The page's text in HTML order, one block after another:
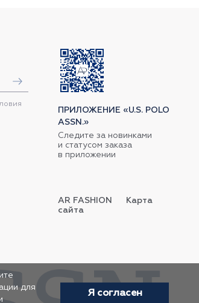
ПРИЛОЖЕНИЕ «U.S. POLO
ASSN.»
Следите за новинками
и статусом заказа
в приложении
AR FASHION
Карта
сайта
для
Я согласен